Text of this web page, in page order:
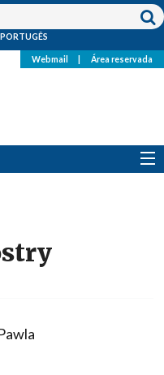
PORTUGÊS
Webmail Área reservada